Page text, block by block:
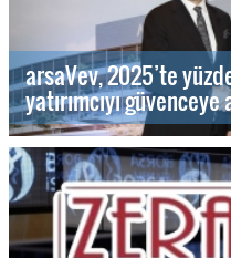
arsaVev, 2025’te
yatırımcıyı güvenceye